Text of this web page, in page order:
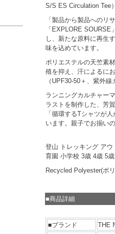
S/S ES Circulation Tee
「製品から製品へのリ
「EXPLORE
し、新たな原料に再生
味を込めています。
ポリエステルの天竺素
殖を抑え、汗によるに
（UPF30-50＋、紫外
ランニングカルチャー
ラストを制作した、芳
「循環するTシャツが
います。親子でお揃い
登山 トレッキング ア
育園 小学校 3歳 4歳 5
Recycled Polyester(ポ
■商品詳細
■ブランド THE